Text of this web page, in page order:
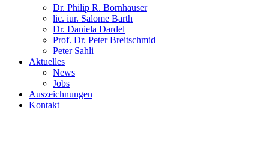
Dr. Philip R. Bornhauser
lic. iur. Salome Barth
Dr. Daniela Dardel
Prof. Dr. Peter Breitschmid
Peter Sahli
Aktuelles
News
Jobs
Auszeichnungen
Kontakt